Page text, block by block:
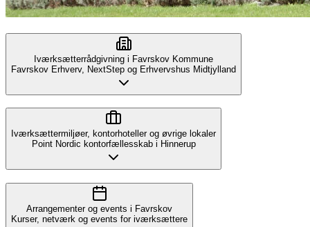
Iværksætterrådgivning i Favrskov Kommune
Favrskov Erhverv, NextStep og Erhvervshus Midtjylland
Iværksættermiljøer, kontorhoteller og øvrige lokaler
Point Nordic kontorfællesskab i Hinnerup
Arrangementer og events i Favrskov
Kurser, netværk og events for iværksættere